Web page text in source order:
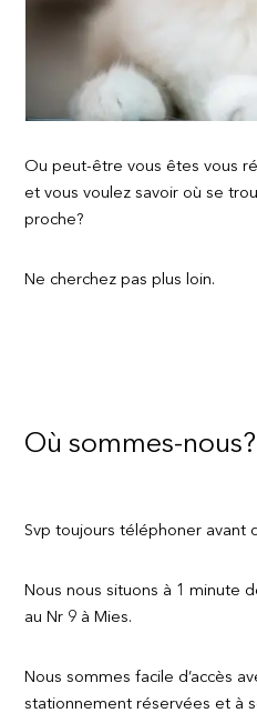
Ou peut-être vous êtes vous
et vous voulez savoir où se
proche?
Ne cherchez pas plus loin.
Où sommes-nous?
Svp toujours téléphoner avant
Nous nous situons à 1 minute
au Nr 9 à Mies.
Nous sommes facile d’accès
stationnement réservées et à